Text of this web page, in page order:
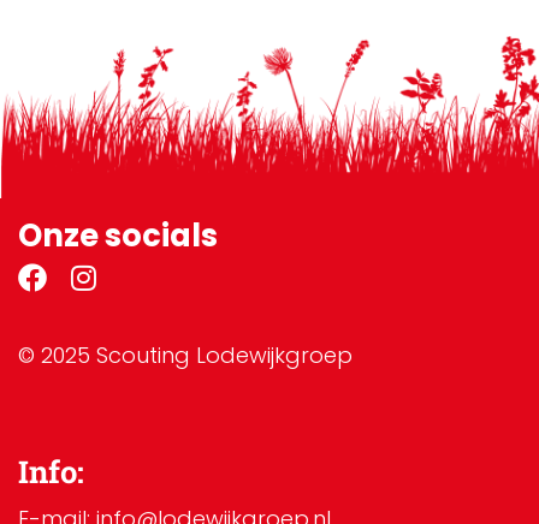
Onze socials
© 2025 Scouting Lodewijkgroep
Info: